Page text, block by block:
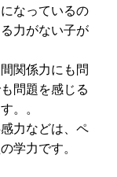
なっているの
力がない子が
関係力にも問
問題を感じる
。。
力などは、ペ
学力です。